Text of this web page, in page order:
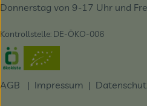
Donnerstag von 9-17 Uhr und
Kontrollstelle: DE-ÖKO-006
Externer Link zu https://
AGB | Impressum |